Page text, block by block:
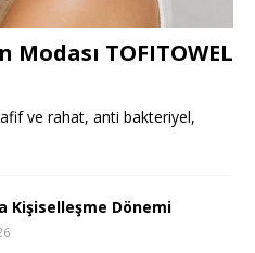
TOFITOWEL
ve rahat, anti bakteriyel,
Kişiselleşme Dönemi